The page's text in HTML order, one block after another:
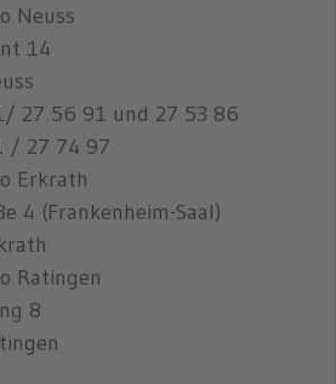
Neuss
14
27 56 91 und 27 53 86
/ 27 74 97
Erkrath
4 (Frankenheim-Saal)
Ratingen
8